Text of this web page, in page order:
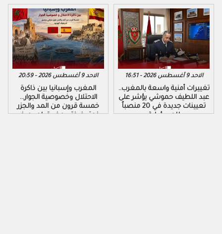
الاحد 9 أغسطس 2026 - 20:59
المغرب وإسبانيا بين ذاكرة
الاحتلال وخصوصية الجوار…
خمسة قرون من المد والجزر
فوق ضفتي مضيق لم يعرف
الاحد 9 أغسطس 2026 - 16:51
تغييرات أمنية واسعة بالمغرب..
عبد اللطيف حموشي يؤشر على
تعيينات جديدة في 20 منصباً
للمسؤولية